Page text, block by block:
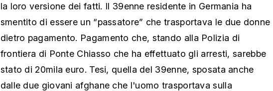
la loro versione dei fatti. Il 39enne residente in Germania ha
smentito di essere un “passatore” che trasportava le due donne
dietro pagamento. Pagamento che, stando alla Polizia di
frontiera di Ponte Chiasso che ha effettuato gli arresti, sarebbe
stato di 20mila euro. Tesi, quella del 39enne, sposata anche
dalle due giovani afghane che l'uomo trasportava sulla